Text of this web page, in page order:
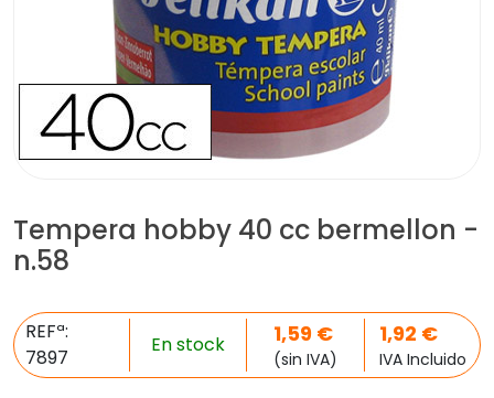
Tempera hobby 40 cc bermellon -
n.58
REFª:
7897
En stock 1,59 €
(sin IVA)
1,92 €
IVA Incluido